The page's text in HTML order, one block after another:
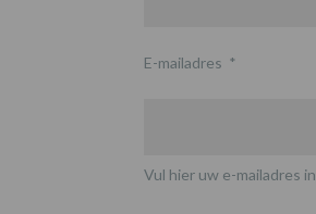
E-mailadres *
Vul hier uw e-mailadres in